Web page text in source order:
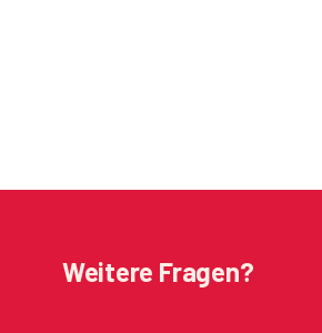
Weitere Fragen?